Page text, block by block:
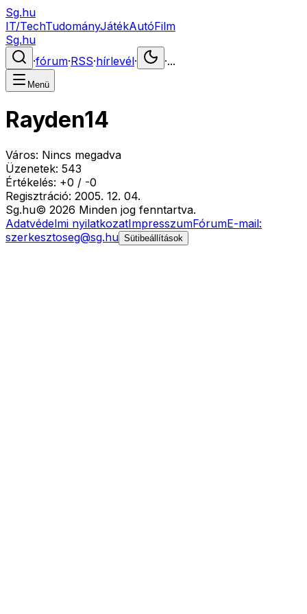
Sg.hu
IT/TechTudományJátékAutóFilm
Sg.hu
·fórum·RSS·hírlevél· ·...
Menü
Rayden14
Város: Nincs megadva
Üzenetek: 543
Értékelés: +0 / -0
Regisztráció: 2005. 12. 04.
Sg.hu© 2026 Minden jog fenntartva.
Adatvédelmi nyilatkozatImpresszumFórumE-mail:
szerkesztoseg@sg.hu Sütibeállítások